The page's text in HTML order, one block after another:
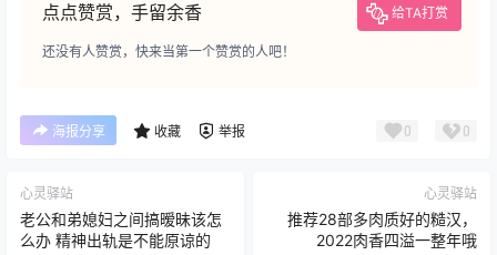
点点赞赏，手留余香 给TA打赏
还没有人赞赏，快来当第一个赞赏的人吧！
海报分享 收藏 举报 0 0
心灵驿站
老公和弟媳妇之间搞暧昧该怎
么办 精神出轨是不能原谅的
心灵驿站
推荐28部多肉质好的糙汉，
2022肉香四溢一整年哦